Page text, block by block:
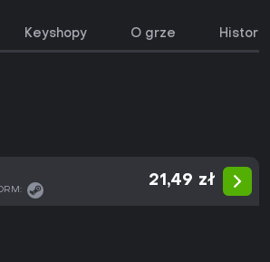
Keyshopy O grze
DRM:
21,49 zł